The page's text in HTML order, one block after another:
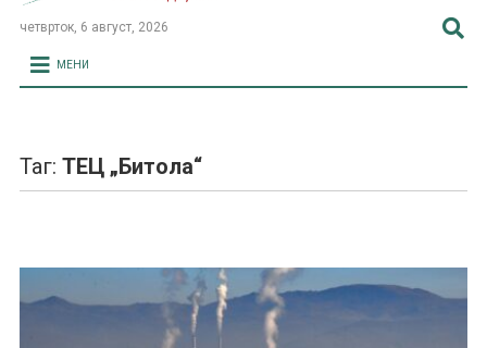
четврток, 6 август, 2026
МЕНИ
Таг: ТЕЦ „Битола“